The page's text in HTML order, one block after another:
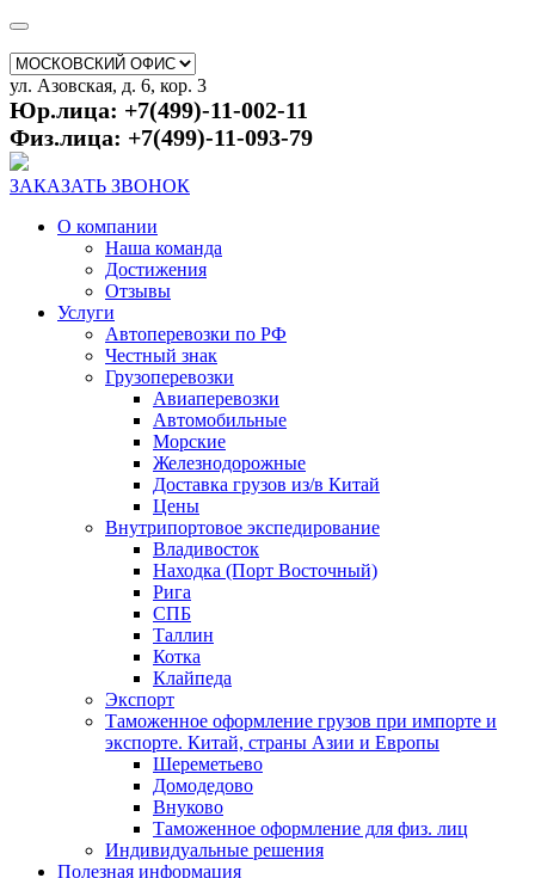
ул. Азовская, д. 6, кор. 3
Юр.лица: +7(499)-11-002-11
Физ.лица: +7(499)-11-093-79
ЗАКАЗАТЬ ЗВОНОК
О компании
Наша команда
Достижения
Отзывы
Услуги
Автоперевозки по РФ
Честный знак
Грузоперевозки
Авиаперевозки
Автомобильные
Морские
Железнодорожные
Доставка грузов из/в Китай
Цены
Внутрипортовое экспедирование
Владивосток
Находка (Порт Восточный)
Рига
СПБ
Таллин
Котка
Клайпеда
Экспорт
Таможенное оформление грузов при импорте и
экспорте. Китай, страны Азии и Европы
Шереметьево
Домодедово
Внуково
Таможенное оформление для физ. лиц
Индивидуальные решения
Полезная информация